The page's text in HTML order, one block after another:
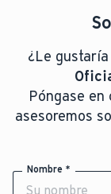
¿Le
Póngase
asesoremos
Nombre *